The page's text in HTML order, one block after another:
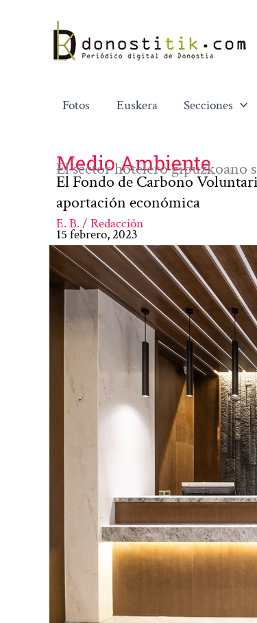
contenido
Fotos Euskera Secciones
Medio Ambiente
El sector hotelero gipuzkoano
El Fondo de Carbono
aportación económica
E. B. / Redacción
15 febrero, 2023